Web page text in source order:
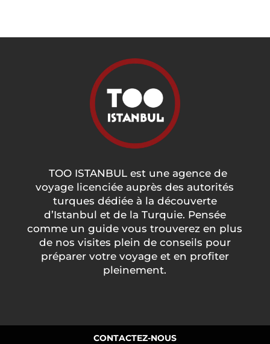
TOO ISTANBUL est une agence de
voyage licenciée auprès des autorités
turques dédiée à la découverte
d’Istanbul et de la Turquie. Pensée
comme un guide vous trouverez en plus
de nos visites plein de conseils pour
préparer votre voyage et en profiter
pleinement.
CONTACTEZ-NOUS